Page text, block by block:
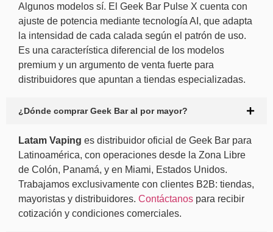
Algunos modelos sí. El Geek Bar Pulse X cuenta con
ajuste de potencia mediante tecnología AI, que adapta
la intensidad de cada calada según el patrón de uso.
Es una característica diferencial de los modelos
premium y un argumento de venta fuerte para
distribuidores que apuntan a tiendas especializadas.
¿Dónde comprar Geek Bar al por mayor?
Latam Vaping es distribuidor oficial de Geek Bar para
Latinoamérica, con operaciones desde la Zona Libre
de Colón, Panamá, y en Miami, Estados Unidos.
Trabajamos exclusivamente con clientes B2B: tiendas,
mayoristas y distribuidores. Contáctanos para recibir
cotización y condiciones comerciales.